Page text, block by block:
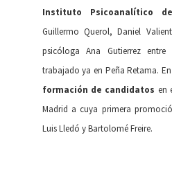
Instituto Psicoanalítico
Guillermo Querol, Daniel
psicóloga Ana Gutierrez
trabajado ya en Peña Retama.
formación de candidatos en
Madrid a cuya primera
Luis Lledó y Bartolomé Freire.